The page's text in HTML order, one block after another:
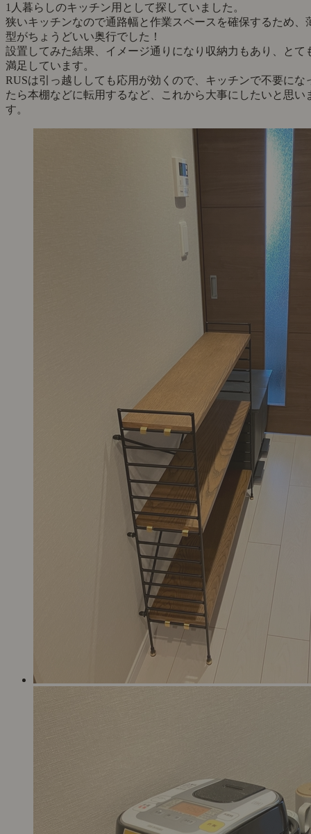
1人暮らしのキッチン用として探していました。
狭いキッチンなので通路幅と作業スペースを確保するため、
型がちょうどいい奥行でした！
設置してみた結果、イメージ通りになり収納力もあり、とて
満足しています。
RUSは引っ越ししても応用が効くので、キッチンで不要にな
たら本棚などに転用するなど、これから大事にしたいと思い
す。